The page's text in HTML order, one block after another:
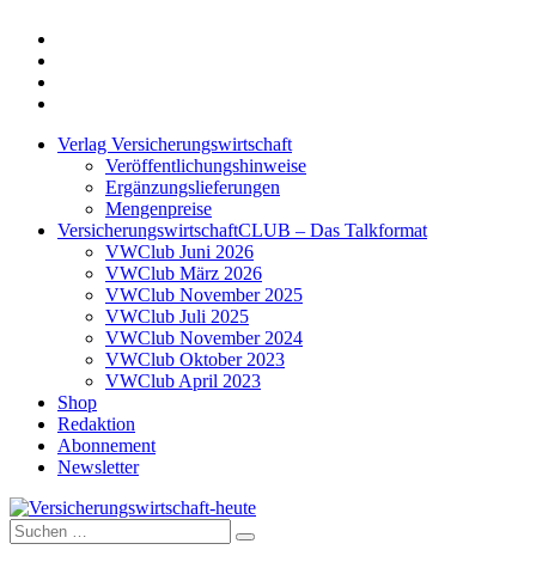
Verlag Versicherungswirtschaft
Veröffentlichungshinweise
Ergänzungslieferungen
Mengenpreise
VersicherungswirtschaftCLUB – Das Talkformat
VWClub Juni 2026
VWClub März 2026
VWClub November 2025
VWClub Juli 2025
VWClub November 2024
VWClub Oktober 2023
VWClub April 2023
Shop
Redaktion
Abonnement
Newsletter
Versicherungswirtschaft-heute
Suche
nach: